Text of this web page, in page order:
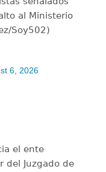
al Ministerio
Soy502)
6, 2026
el ente
del Juzgado de